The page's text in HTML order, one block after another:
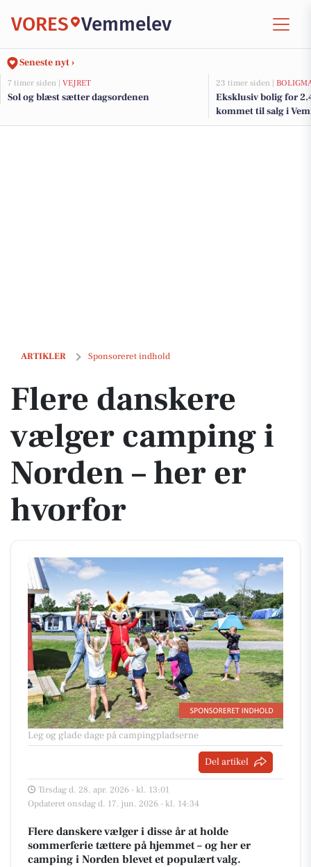
VORES Vemmelev
Seneste nyt ›
7 timer siden | VEJRET
Sol og blæst sætter dagsordenen
23 timer siden |
Eksklusiv bolig for
kommet til salg i
dyreste boliger her
ARTIKLER Sponsoreret indhold
Flere danskere vælger camping i Norden – her er hvorfor
Flere danskere
vælger camping i
Norden – her er
hvorfor
Leg og glade dage på campingpladserne
Del artikel
Tirsdag d. 28. apr. 2026 - kl. 13:01
Opdateret onsdag d. 17. jun. 2026 - kl. 14:34
Flere danskere vælger i disse år at holde
sommerferie tættere på hjemmet – og her er
camping i Norden blevet et populært valg.